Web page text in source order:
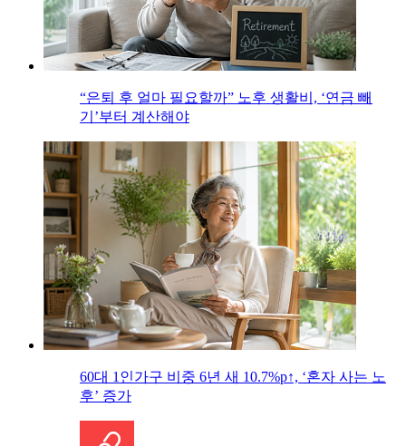
“은퇴 후 얼마 필요할까” 노후 생활비, ‘연금 빼
기’부터 계산해야
60대 1인가구 비중 6년 새 10.7%p↑, ‘혼자 사는 노
후’ 증가